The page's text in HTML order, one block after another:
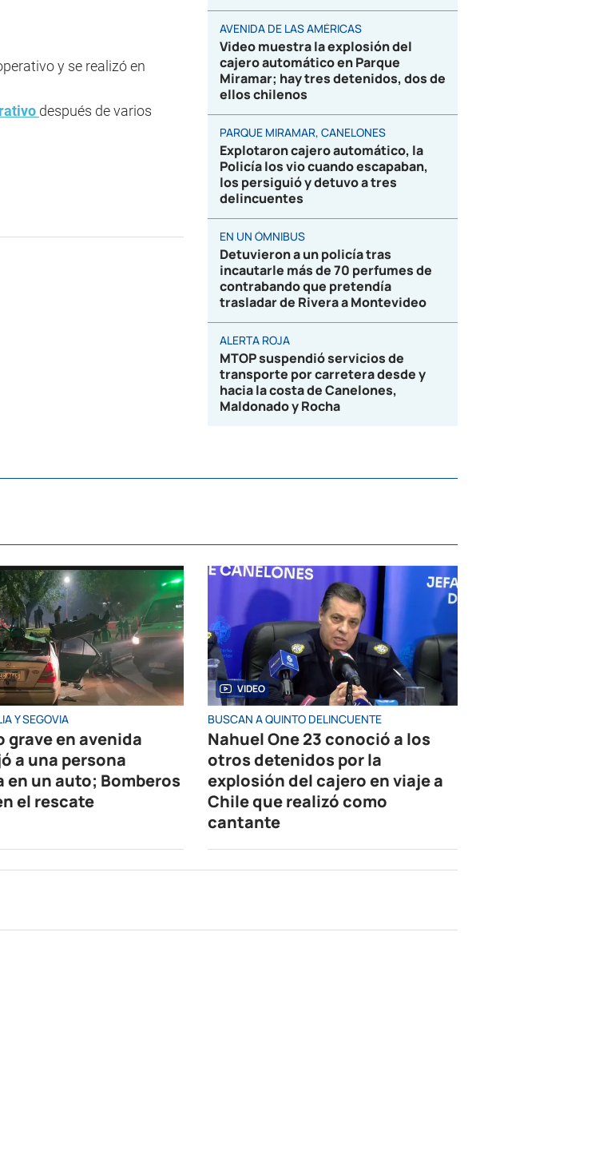
y se realizó en
después de varios
AVENIDA DE LAS AMÉRICAS
Video muestra la explosión del
cajero automático en Parque
Miramar; hay tres detenidos, dos de
ellos chilenos
PARQUE MIRAMAR, CANELONES
Explotaron cajero automático, la
Policía los vio cuando escapaban,
los persiguió y detuvo a tres
delincuentes
EN UN ÓMNIBUS
Detuvieron a un policía tras
incautarle más de 70 perfumes de
contrabando que pretendía
trasladar de Rivera a Montevideo
ALERTA ROJA
MTOP suspendió servicios de
transporte por carretera desde y
hacia la costa de Canelones,
Maldonado y Rocha
Y SEGOVIA
grave en avenida
a una persona
en un auto; Bomberos
el rescate
VIDEO
BUSCAN A QUINTO DELINCUENTE
Nahuel One 23 conoció a los
otros detenidos por la
explosión del cajero en viaje a
Chile que realizó como
cantante